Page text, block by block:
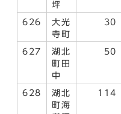
坪
626
大光
寺町
30
627
湖北
町田
中
50
628
湖北
町海
114